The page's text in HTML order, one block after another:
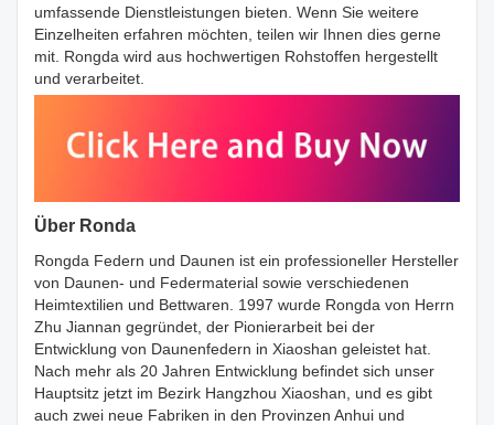
umfassende Dienstleistungen bieten. Wenn Sie weitere
Einzelheiten erfahren möchten, teilen wir Ihnen dies gerne
mit. Rongda wird aus hochwertigen Rohstoffen hergestellt
und verarbeitet.
Über Ronda
Rongda Federn und Daunen ist ein professioneller Hersteller
von Daunen- und Federmaterial sowie verschiedenen
Heimtextilien und Bettwaren. 1997 wurde Rongda von Herrn
Zhu Jiannan gegründet, der Pionierarbeit bei der
Entwicklung von Daunenfedern in Xiaoshan geleistet hat.
Nach mehr als 20 Jahren Entwicklung befindet sich unser
Hauptsitz jetzt im Bezirk Hangzhou Xiaoshan, und es gibt
auch zwei neue Fabriken in den Provinzen Anhui und